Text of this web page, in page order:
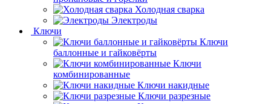
Холодная сварка
Электроды
Ключи
Ключи
баллонные и гайковёрты
Ключи
комбинированные
Ключи накидные
Ключи разрезные